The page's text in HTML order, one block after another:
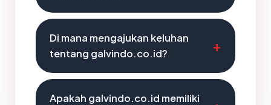
Di mana mengajukan keluhan
tentang galvindo.co.id?
Apakah galvindo.co.id memiliki